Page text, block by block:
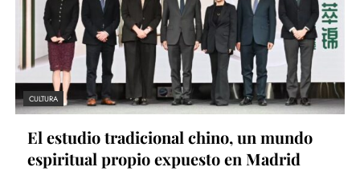
CULTURA
El estudio tradicional chino, un mundo
espiritual propio expuesto en Madrid